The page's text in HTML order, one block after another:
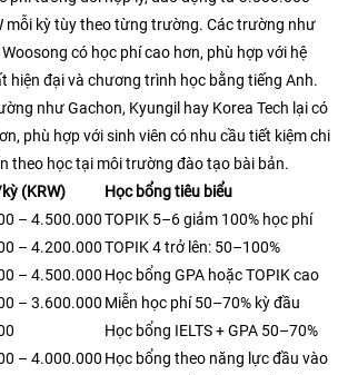
mỗi kỳ tùy theo từng trường. Các trường như
có học phí cao hơn, phù hợp với hệ
hiện đại và chương trình học bằng tiếng Anh.
như Gachon, Kyungil hay Korea Tech lại có
phù hợp với sinh viên có nhu cầu tiết kiệm chi
theo học tại môi trường đào tạo bài bản.
(KRW)
Học bổng tiêu biểu
– 4.500.000TOPIK 5–6 giảm 100% học phí
– 4.200.000TOPIK 4 trở lên: 50–100%
– 4.500.000 Học bổng GPA hoặc TOPIK cao
– 3.600.000 Miễn học phí 50–70% kỳ đầu
Học bổng IELTS + GPA 50–70%
– 4.000.000 Học bổng theo năng lực đầu vào